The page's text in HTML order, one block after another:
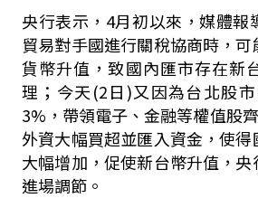
央行表示，4月初以來，媒體報
貿易對手國進行關稅協商時，
貨幣升值，致國內匯市存在新
理；今天(2日)又因為台北股
3%，帶領電子、金融等權值股
外資大幅買超並匯入資金，使
大幅增加，促使新台幣升值，
進場調節。